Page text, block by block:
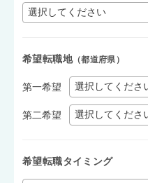
希望転職地（都道府県）
第一希望
第二希望
希望転職タイミング